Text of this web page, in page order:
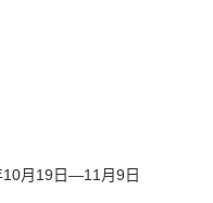
10月19日—11月9日